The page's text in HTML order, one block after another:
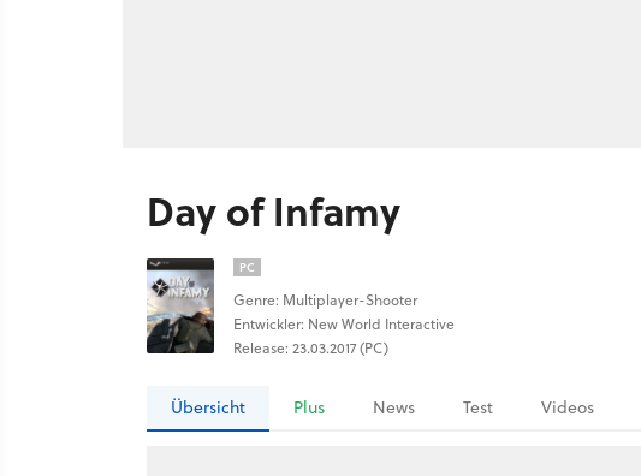
Day of Infamy
PC
Genre: Multiplayer-Shooter
Entwickler: New World Interactive
Release: 23.03.2017 (PC)
Übersicht Plus News Test Videos